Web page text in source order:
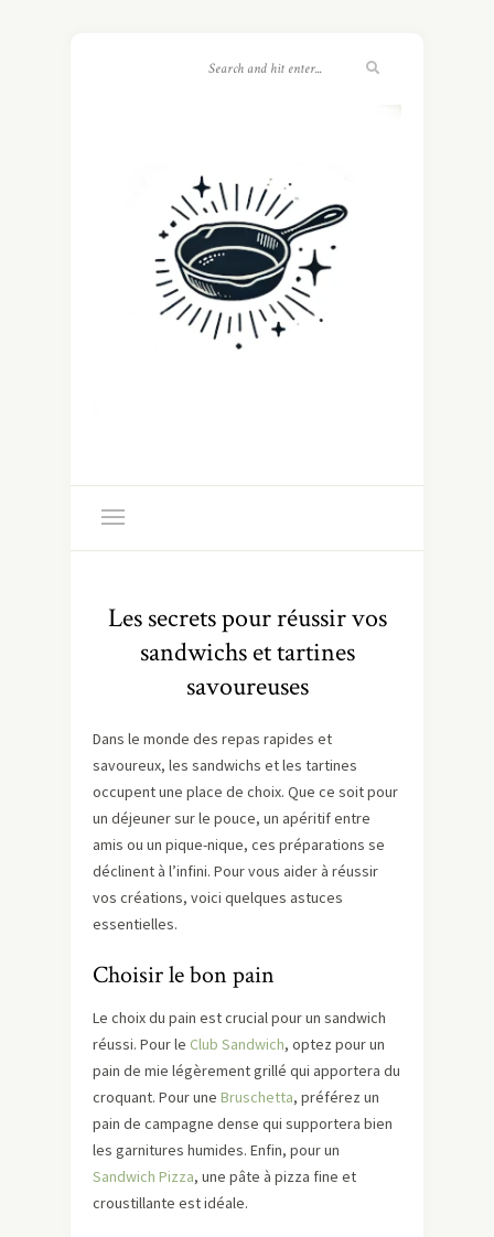
Les secrets pour réussir vos
sandwichs et tartines
savoureuses
Dans le monde des repas rapides et
savoureux, les sandwichs et les tartines
occupent une place de choix. Que ce soit pour
un déjeuner sur le pouce, un apéritif entre
amis ou un pique-nique, ces préparations se
déclinent à l’infini. Pour vous aider à réussir
vos créations, voici quelques astuces
essentielles.
Choisir le bon pain
Le choix du pain est crucial pour un sandwich
réussi. Pour le Club Sandwich, optez pour un
pain de mie légèrement grillé qui apportera du
croquant. Pour une Bruschetta, préférez un
pain de campagne dense qui supportera bien
les garnitures humides. Enfin, pour un
Sandwich Pizza, une pâte à pizza fine et
croustillante est idéale.